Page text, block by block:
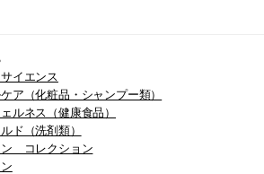
イエンス
ア（化粧品・シャンプー類）
ルネス（健康食品）
ド（洗剤類）
ン コレクション